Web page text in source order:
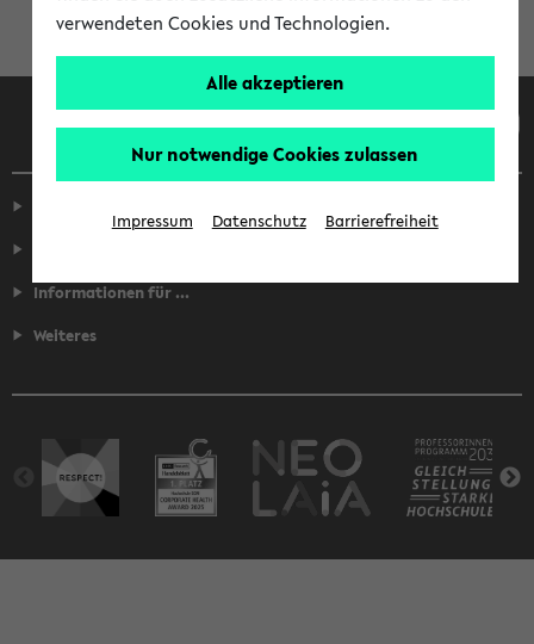
Informationen für ...
Weiteres
verwendeten Cookies und Technologien.
Alle akzeptieren
Nur notwendige Cookies zulassen
Impressum Datenschutz Barrierefreiheit